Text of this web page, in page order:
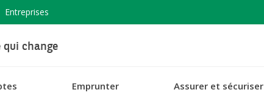
Entreprises
change
Emprunter Assurer et sécuriser